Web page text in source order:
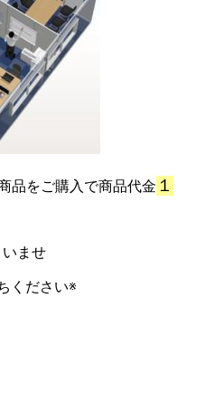
品をご購入で商品代金 １
ませ
ください※